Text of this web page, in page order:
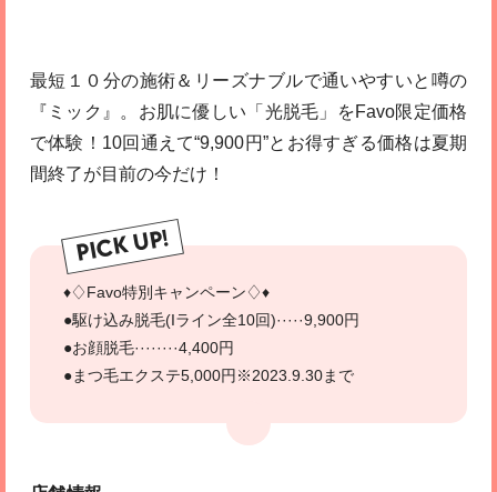
最短１０分の施術＆リーズナブルで通いやすいと噂の
『ミック』。お肌に優しい「光脱毛」をFavo限定価格
で体験！10回通えて“9,900円”とお得すぎる価格は夏期
間終了が目前の今だけ！
PICK UP!
♦♢Favo特別キャンペーン♢♦
●駆け込み脱毛(Iライン全10回)·····9,900円
●お顔脱毛········4,400円
●まつ毛エクステ5,000円※2023.9.30まで